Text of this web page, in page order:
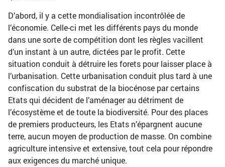
D’abord, il y a cette mondialisation incontrôlée de
l’économie. Celle-ci met les différents pays du monde
dans une sorte de compétition dont les règles vacillent
d’un instant à un autre, dictées par le profit. Cette
situation conduit à détruire les forets pour laisser place à
l’urbanisation. Cette urbanisation conduit plus tard à une
confiscation du substrat de la biocénose par certains
Etats qui décident de l’aménager au détriment de
l’écosystème et de toute la biodiversité. Pour des places
de premiers producteurs, les Etats n’épargnent aucune
terre, aucun moyen de production de masse. On combine
agriculture intensive et extensive, tout cela pour répondre
aux exigences du marché unique.